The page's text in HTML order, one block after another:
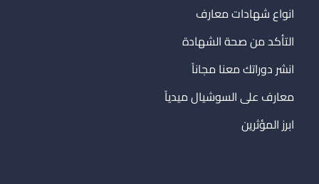
انواع شهادات معارف
التأكد من صحة الشهادة
انشر دوراتك معنا مجاناً
معارف على السوشيال ميدياً
ابرز المؤثرين